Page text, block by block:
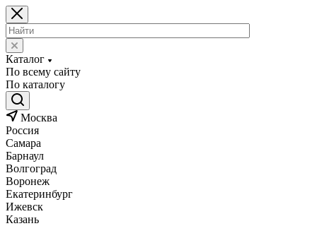
Каталог
По всему сайту
По каталогу
Москва
Россия
Самара
Барнаул
Волгоград
Воронеж
Екатеринбург
Ижевск
Казань